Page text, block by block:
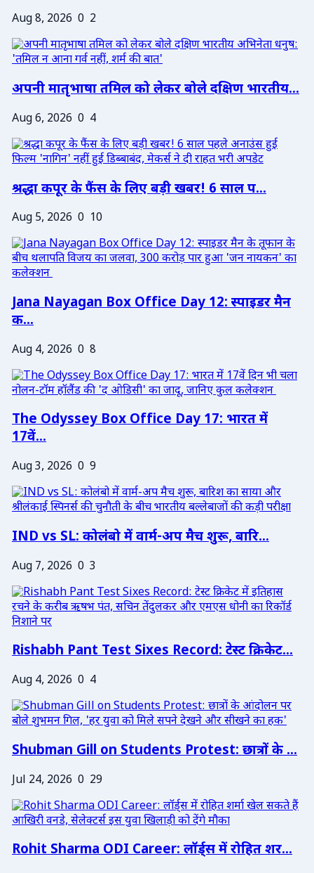
Aug 8, 2026 0 2
अपनी मातृभाषा तमिल को लेकर बोले दक्षिण भारतीय...
Aug 6, 2026 0 4
श्रद्धा कपूर के फैंस के लिए बड़ी खबर! 6 साल प...
Aug 5, 2026 0 10
Jana Nayagan Box Office Day 12: स्पाइडर मैन
क...
Aug 4, 2026 0 8
The Odyssey Box Office Day 17: भारत में
17वें...
Aug 3, 2026 0 9
IND vs SL: कोलंबो में वार्म-अप मैच शुरू, बारि...
Aug 7, 2026 0 3
Rishabh Pant Test Sixes Record: टेस्ट क्रिकेट...
Aug 4, 2026 0 4
Shubman Gill on Students Protest: छात्रों के ...
Jul 24, 2026 0 29
Rohit Sharma ODI Career: लॉर्ड्स में रोहित शर...